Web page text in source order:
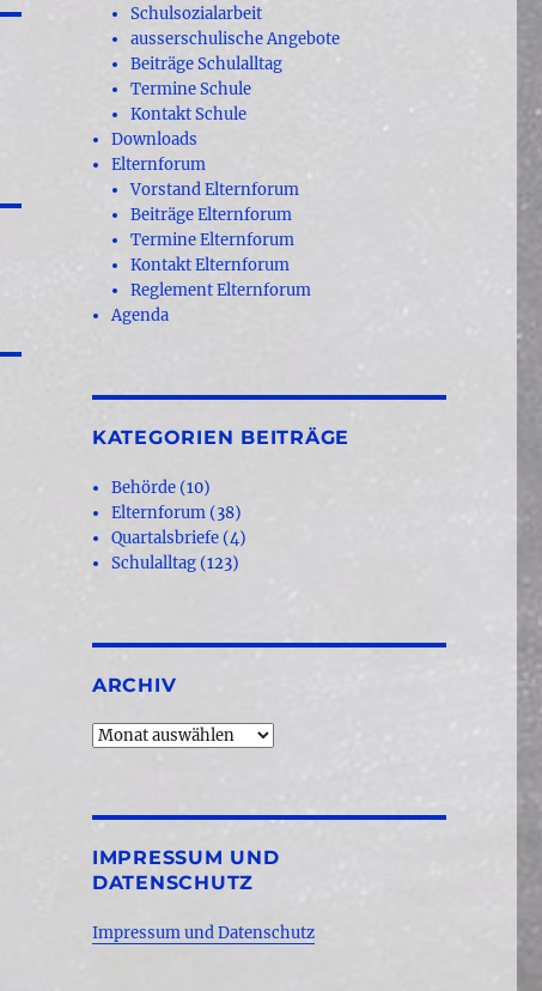
Schulsozialarbeit
ausserschulische Angebote
Beiträge Schulalltag
Termine Schule
Kontakt Schule
Downloads
Elternforum
Vorstand Elternforum
Beiträge Elternforum
Termine Elternforum
Kontakt Elternforum
Reglement Elternforum
Agenda
KATEGORIEN BEITRÄGE
Behörde (10)
Elternforum (38)
Quartalsbriefe (4)
Schulalltag (123)
ARCHIV
Archiv
IMPRESSUM UND
DATENSCHUTZ
Impressum und Datenschutz